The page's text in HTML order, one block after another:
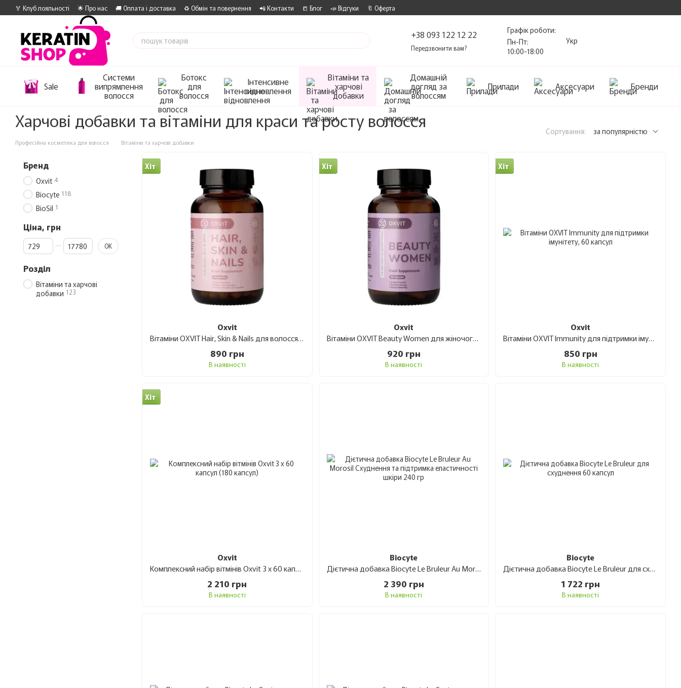
Перейти до основного контенту
🏅 Клуб лояльності 🌟 Про нас 🚚 Оплата і доставка ♻️ Обмін та повернення 📲 Контакти 📒 Блог 📣 Відгуки 🔖 Оферта
+38 093 122 12 22
Передзвонити вам?
Графік роботи:
Пн-Пт:
10:00-18:00
Укр
Sale
Системи
випрямлення
волосся
Ботокс
для
волосся
Інтенсивне
відновлення
Вітаміни та
харчові
добавки
Домашній
догляд за
волоссям
Прилади Аксесуари Бренди
Харчові добавки та вітаміни для краси та росту волосся
Професійна косметика для волосся Вітаміни та харчові добавки
Сортування: за популярністю
Хіт
Oxvit
Вітаміни OXVIT Hair, Skin & Nails для волосся, шкіри та нігтів, 60 капсул
890 грн
В наявності
Хіт
Oxvit
Вітаміни OXVIT Beauty Women для жіночого здоров'я, 60 капсул
920 грн
В наявності
Хіт
Oxvit
Вітаміни OXVIT Immunity для підтримки імунітету, 60 капсул
850 грн
В наявності
Хіт
Oxvit
Комплексний набір вітмінів Oxvit 3 x 60 капсул (180 капсул)
2 210 грн
В наявності
Biocyte
Дієтична добавка Biocyte Le Bruleur Au Morosil Схуднення та підтримка еластичності шкіри 240 гр
2 390 грн
В наявності
Biocyte
Дієтична добавка Biocyte Le Bruleur для схуднення 60 капсул
1 722 грн
В наявності
Бренд
Oxvit 4
Biocyte 118
BioSil 1
Ціна, грн
Від Ціна, грн
До Ціна, грн ОК
Розділ
Вітаміни та харчові
добавки 123